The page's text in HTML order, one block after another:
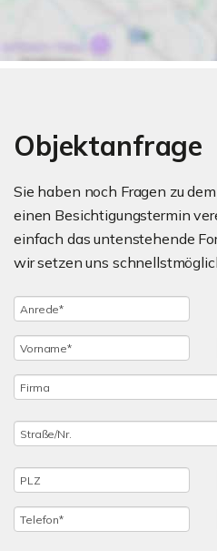
Objektanfrage
Sie haben noch Fragen zu
einen Besichtigungstermin
einfach das untenstehende
wir setzen uns